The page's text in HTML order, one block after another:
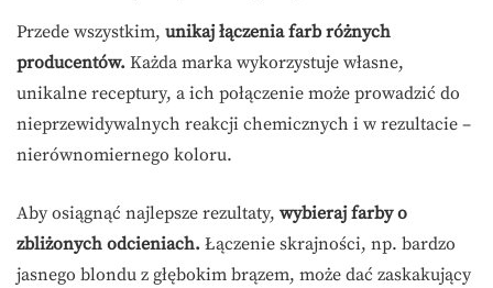
Przede wszystkim, unikaj łączenia farb różnych
producentów. Każda marka wykorzystuje własne,
unikalne receptury, a ich połączenie może prowadzić do
nieprzewidywalnych reakcji chemicznych i w rezultacie –
nierównomiernego koloru.
Aby osiągnąć najlepsze rezultaty, wybieraj farby o
zbliżonych odcieniach. Łączenie skrajności, np. bardzo
jasnego blondu z głębokim brązem, może dać zaskakujący